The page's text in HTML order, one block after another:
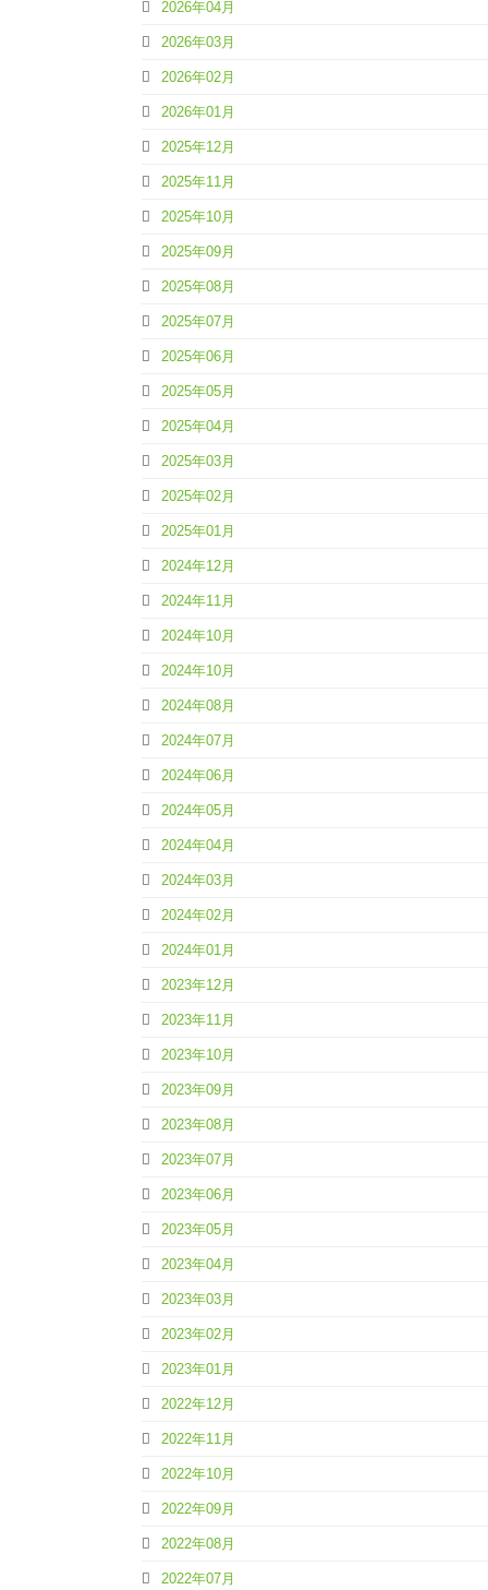
2026年04月
2026年03月
2026年02月
2026年01月
2025年12月
2025年11月
2025年10月
2025年09月
2025年08月
2025年07月
2025年06月
2025年05月
2025年04月
2025年03月
2025年02月
2025年01月
2024年12月
2024年11月
2024年10月
2024年10月
2024年08月
2024年07月
2024年06月
2024年05月
2024年04月
2024年03月
2024年02月
2024年01月
2023年12月
2023年11月
2023年10月
2023年09月
2023年08月
2023年07月
2023年06月
2023年05月
2023年04月
2023年03月
2023年02月
2023年01月
2022年12月
2022年11月
2022年10月
2022年09月
2022年08月
2022年07月